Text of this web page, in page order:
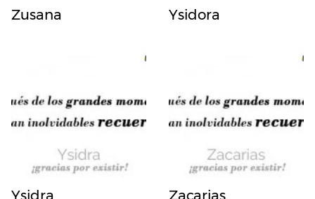
Zusana Ysidora
Ysidra Zacarias